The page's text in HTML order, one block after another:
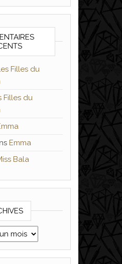
Filles du
Filles du
Emma
Bala